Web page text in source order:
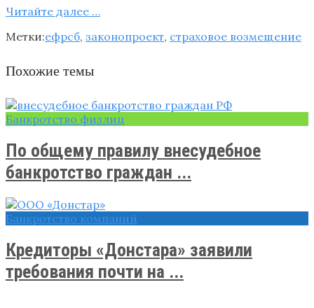
Читайте далее …
Метки:ефрсб, законопроект, страховое возмещение
Похожие темы
Банкротство физлиц
По общему правилу внесудебное
банкротство граждан ...
Банкротство компаний
Кредиторы «Донстара» заявили
требования почти на ...